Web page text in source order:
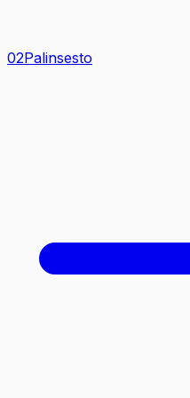
02Palinsesto